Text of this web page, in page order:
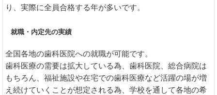
り、実際に全員合格する年が多いです。
就職・内定先の実績
全国各地の歯科医院への就職が可能です。
歯科医療の需要は拡大している為、歯科医院、総合病院は
もちろん、福祉施設や在宅での歯科医療など活躍の場が増
え続けていくことが想定される為、学校を通して各地の希